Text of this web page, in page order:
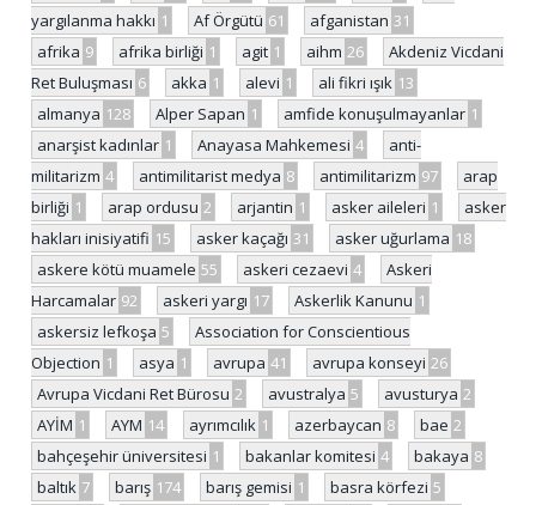
yargılanma hakkı 1 Af Örgütü 61 afganistan 31
afrika 9 afrika birliği 1 agit 1 aihm 26
Akdeniz Vicdani
Ret Buluşması 6 akka 1 alevi 1 ali fikri ışık 13
almanya 128 Alper Sapan 1 amfide konuşulmayanlar 1
anarşist kadınlar 1 Anayasa Mahkemesi 4
anti-
militarizm 4 antimilitarist medya 8 antimilitarizm 97
arap
birliği 1 arap ordusu 2 arjantin 1 asker aileleri 1
asker
hakları inisiyatifi 15 asker kaçağı 31 asker uğurlama 18
askere kötü muamele 55 askeri cezaevi 4
Askeri
Harcamalar 92 askeri yargı 17 Askerlik Kanunu 1
askersiz lefkoşa 5
Association for Conscientious
Objection 1 asya 1 avrupa 41 avrupa konseyi 26
Avrupa Vicdani Ret Bürosu 2 avustralya 5 avusturya 2
AYİM 1 AYM 14 ayrımcılık 1 azerbaycan 8 bae 2
bahçeşehir üniversitesi 1 bakanlar komitesi 4 bakaya 8
baltık 7 barış 174 barış gemisi 1 basra körfezi 5